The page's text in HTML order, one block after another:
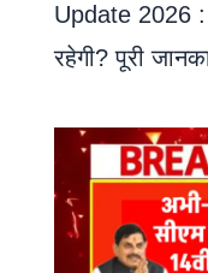
Update 2026 :
रहेगी? पूरी